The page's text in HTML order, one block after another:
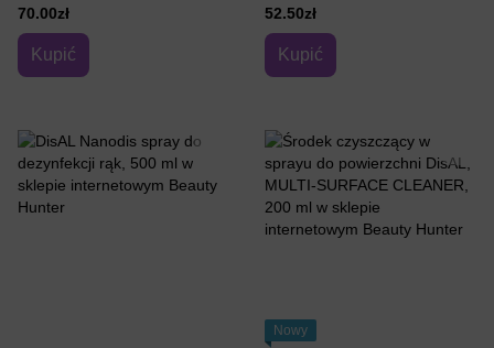
70.00zł
Kupić
52.50zł
Kupić
Nowy